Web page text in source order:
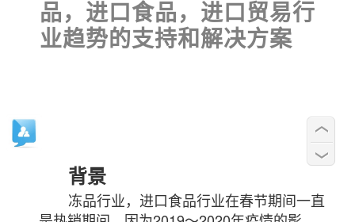
品，进口食品，进口贸易行
业趋势的支持和解决方案
背景
冻品行业，进口食品行业在春节期间一直